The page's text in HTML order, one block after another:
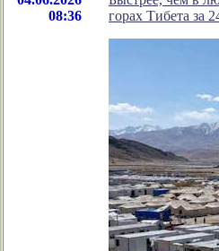
08:36
горах Тибета за